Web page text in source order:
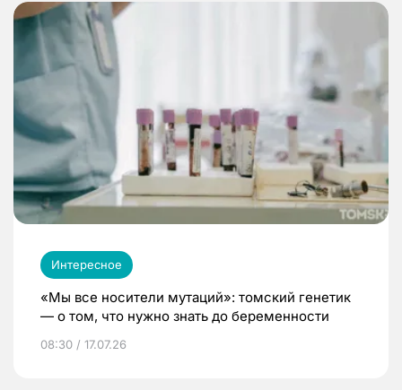
Интересное
«Мы все носители мутаций»: томский генетик
— о том, что нужно знать до беременности
08:30 / 17.07.26